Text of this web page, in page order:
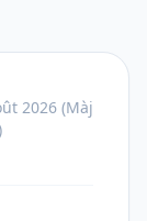
2026 (Màj